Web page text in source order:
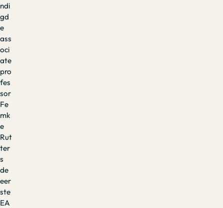
ndi
gd
e
ass
oci
ate
pro
fes
sor
Fe
mk
e
Rut
ter
s
de
eer
ste
EA